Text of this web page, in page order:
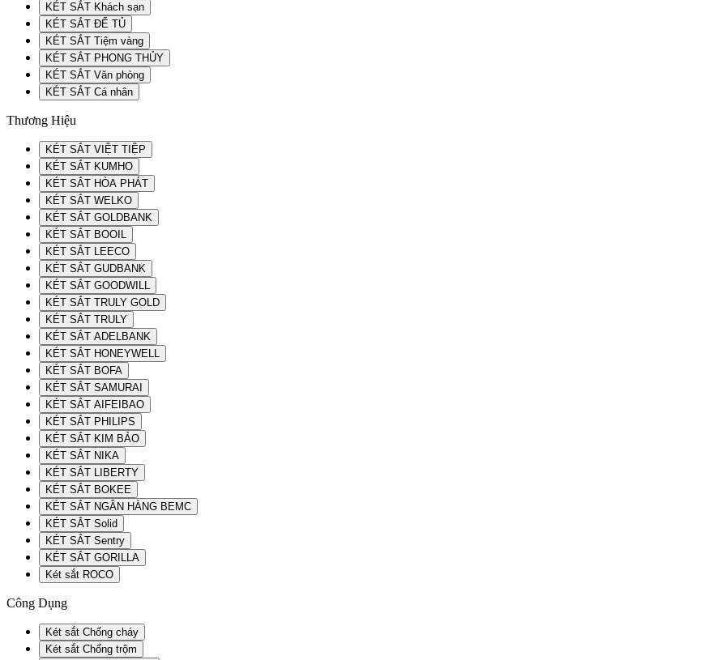
KÉT SẮT Khách sạn
KÉT SẮT ĐỂ TỦ
KÉT SẮT Tiệm vàng
KÉT SẮT PHONG THỦY
KÉT SẮT Văn phòng
KÉT SẮT Cá nhân
Thương Hiệu
KÉT SẮT VIỆT TIỆP
KÉT SẮT KUMHO
KÉT SẮT HÒA PHÁT
KÉT SẮT WELKO
KÉT SẮT GOLDBANK
KÉT SẮT BOOIL
KÉT SẮT LEECO
KÉT SẮT GUDBANK
KÉT SẮT GOODWILL
KÉT SẮT TRULY GOLD
KÉT SẮT TRULY
KÉT SẮT ADELBANK
KÉT SẮT HONEYWELL
KÉT SẮT BOFA
KÉT SẮT SAMURAI
KÉT SẮT AIFEIBAO
KÉT SẮT PHILIPS
KÉT SẮT KIM BẢO
KÉT SẮT NIKA
KÉT SẮT LIBERTY
KÉT SẮT BOKEE
KÉT SẮT NGÂN HÀNG BEMC
KÉT SẮT Solid
KÉT SẮT Sentry
KÉT SẮT GORILLA
Két sắt ROCO
Công Dụng
Két sắt Chống cháy
Két sắt Chống trộm